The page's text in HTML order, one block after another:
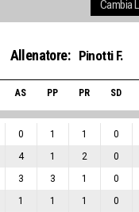
Allenatore: Pinotti F.
AS PP PR SD
0 1 1 0
4 1 2 0
3 3 1 0
1 1 1 0